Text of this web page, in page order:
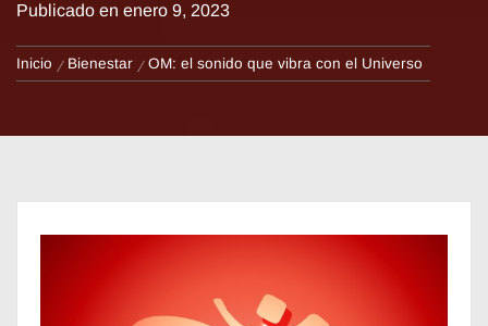
Publicado en enero 9, 2023
Inicio Bienestar OM: el sonido que vibra con el Universo